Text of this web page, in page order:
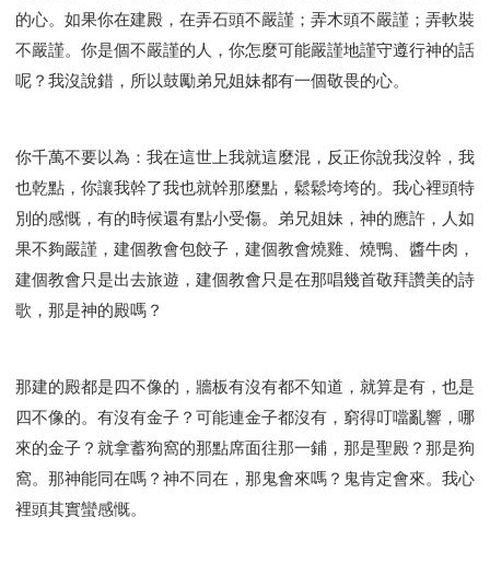
的心。如果你在建殿，在弄石頭不嚴謹；弄木頭不嚴謹；弄軟裝
不嚴謹。你是個不嚴謹的人，你怎麼可能嚴謹地謹守遵行神的話
呢？我沒說錯，所以鼓勵弟兄姐妹都有一個敬畏的心。
你千萬不要以為：我在這世上我就這麼混，反正你說我沒幹，我
也乾點，你讓我幹了我也就幹那麼點，鬆鬆垮垮的。我心裡頭特
別的感慨，有的時候還有點小受傷。弟兄姐妹，神的應許，人如
果不夠嚴謹，建個教會包餃子，建個教會燒雞、燒鴨、醬牛肉，
建個教會只是出去旅遊，建個教會只是在那唱幾首敬拜讚美的詩
歌，那是神的殿嗎？
那建的殿都是四不像的，牆板有沒有都不知道，就算是有，也是
四不像的。有沒有金子？可能連金子都沒有，窮得叮噹亂響，哪
來的金子？就拿蓄狗窩的那點席面往那一鋪，那是聖殿？那是狗
窩。那神能同在嗎？神不同在，那鬼會來嗎？鬼肯定會來。我心
裡頭其實蠻感慨。